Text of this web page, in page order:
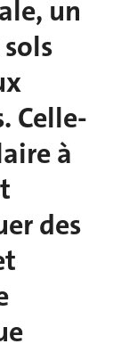
un
Celle-
à
des